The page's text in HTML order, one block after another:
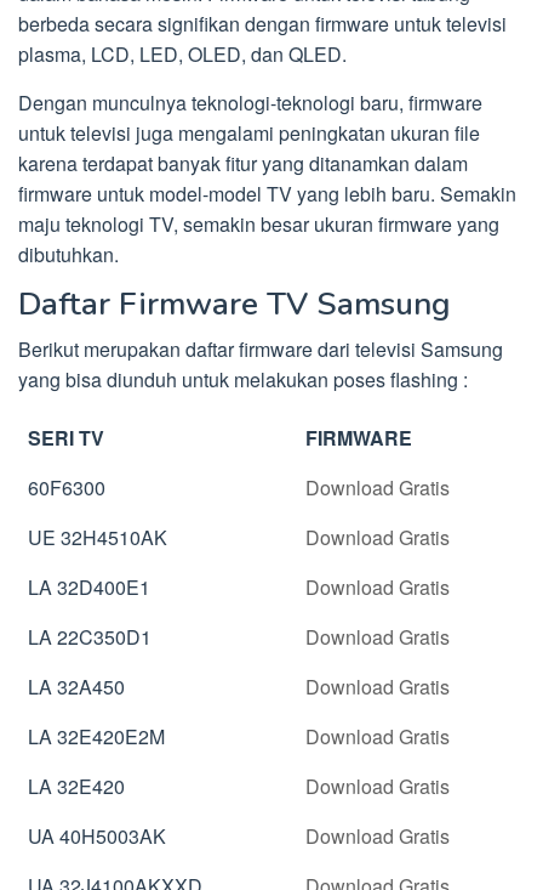
berbeda secara signifikan dengan firmware untuk televisi
plasma, LCD, LED, OLED, dan QLED.
Dengan munculnya teknologi-teknologi baru, firmware
untuk televisi juga mengalami peningkatan ukuran file
karena terdapat banyak fitur yang ditanamkan dalam
firmware untuk model-model TV yang lebih baru. Semakin
maju teknologi TV, semakin besar ukuran firmware yang
dibutuhkan.
Daftar Firmware TV Samsung
Berikut merupakan daftar firmware dari televisi Samsung
yang bisa diunduh untuk melakukan poses flashing :
SERI TV
FIRMWARE
60F6300
Download Gratis
UE 32H4510AK
Download Gratis
LA 32D400E1
Download Gratis
LA 22C350D1
Download Gratis
LA 32A450
Download Gratis
LA 32E420E2M
Download Gratis
LA 32E420
Download Gratis
UA 40H5003AK
Download Gratis